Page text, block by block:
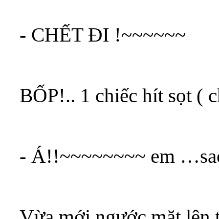
- CHẾT ĐI !~~~~~~
BỐP!.. 1 chiếc hít sọt (
- Á!!~~~~~~~~ em